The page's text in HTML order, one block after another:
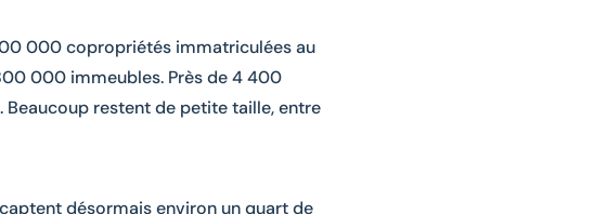
000 copropriétés immatriculées au
000 immeubles. Près de 4 400
restent de petite taille, entre
désormais environ un quart de